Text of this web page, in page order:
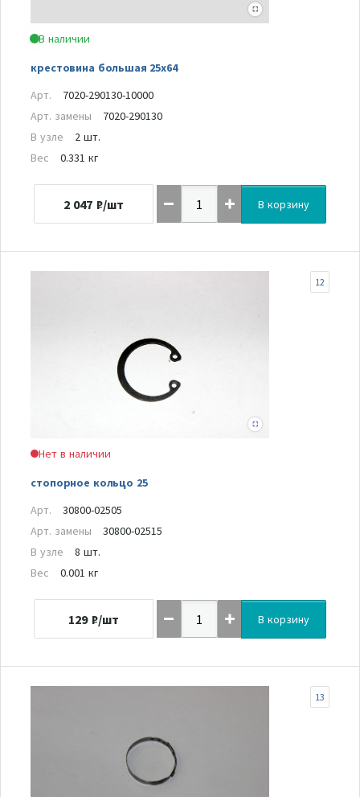
В наличии
крестовина большая 25х64
Арт.
7020-290130-10000
Арт. замены
7020-290130
В узле
2 шт.
Вес
0.331 кг
2 047 ₽/шт В корзину
Нет в наличии
стопорное кольцо 25
12
Арт.
30800-02505
Арт. замены
30800-02515
В узле
8 шт.
Вес
0.001 кг
129 ₽/шт В корзину
13